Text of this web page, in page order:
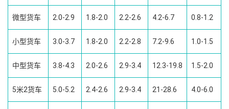
微型货车 2.0-2.9 1.8-2.0 2.2-2.6 4.2-6.7 0.8-1.2
小型货车 3.0-3.7 1.8-2.0 2.2-2.8 7.2-9.6 1.0-1.5
中型货车 3.8-4.3 2.0-2.6 2.9-3.4 12.3-19.8 1.5-2.0
5米2货车 5.0-5.2 2.4-2.6 2.9-3.4 21-28.6 4.0-6.0